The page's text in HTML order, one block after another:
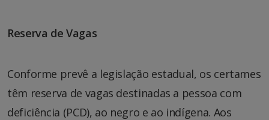
Reserva de Vagas
Conforme prevê a legislação estadual, os certames
têm reserva de vagas destinadas a pessoa com
deficiência (PCD), ao negro e ao indígena. Aos